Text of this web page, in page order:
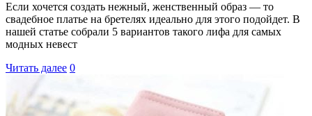
Если хочется создать нежный, женственный образ — то
свадебное платье на бретелях идеально для этого подойдет. В
нашей статье собрали 5 вариантов такого лифа для самых
модных невест
Читать далее 0